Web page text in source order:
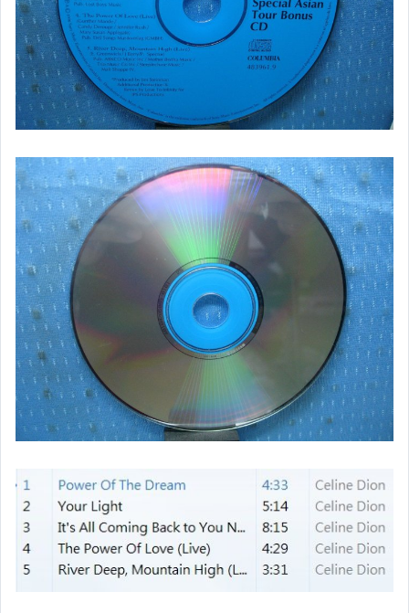
電影電視電玩原聲帶
卡拉OK DVD光碟
卡拉OK VCD光碟
DVD演唱會光碟
DVD電影光碟
原版卡帶
原版藍光遊戲光碟
PSP及其他原版遊戲光碟
藍光電影影片光碟
其他類光碟
XBOX遊戲光碟
旅遊書籍小說書刊
其它